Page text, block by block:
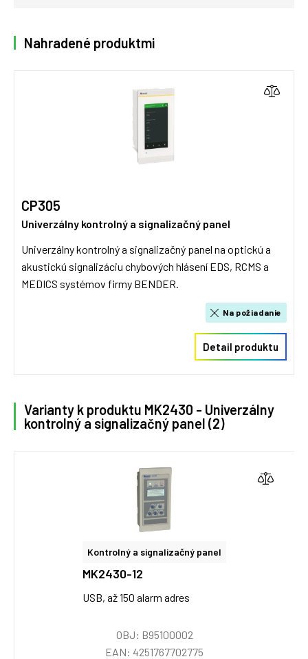
Nahradené produktmi
CP305
Univerzálny kontrolný a signalizačný panel
Univerzálny kontrolný a signalizačný panel na optickú a
akustickú signalizáciu chybových hlásení EDS, RCMS a
MEDICS systémov firmy BENDER.
Na požiadanie
Detail produktu
Varianty k produktu MK2430 - Univerzálny
kontrolný a signalizačný panel (2)
Kontrolný a signalizačný panel
MK2430-12
USB, až 150 alarm adres
OBJ: B95100002
EAN: 4251767702775